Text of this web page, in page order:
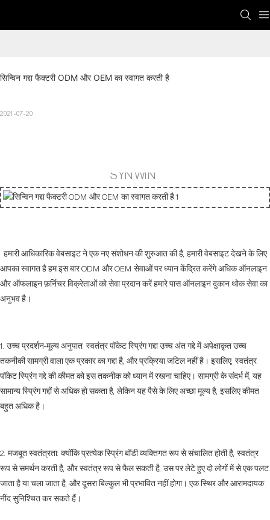
सिन्विन गद्दा फैक्टरी ODM और OEM का स्वागत करती है
2021-07-20
SYNWIN
हमारी आधिकारिक वेबसाइट ने एक नए संशोधन की शुरुआत की है, हमारी वेबसाइट देखने के लिए
आपका स्वागत है हम इस बार ODM और OEM सेवाओं पर ध्यान केंद्रित करेंगे अधिक ऑनलाइन
और ऑफलाइन फ़र्निचर विक्रेताओं को सेवा प्रदान करें हमारे पास ऑनलाइन दुकान थोक सेवा का
अनुभव है।
1. उच्च प्रदर्शन-मूल्य अनुपात: स्वतंत्र पॉकेट स्प्रिंग गद्दा उच्च अंत गद्दे में अपेक्षाकृत उच्च
तकनीकी सामग्री वाला एक प्रकार का गद्दा है, और प्रक्रिया जटिल नहीं है। इसलिए, स्वतंत्र
पॉकेट स्प्रिंग गद्दे की कीमत को इस तकनीक को ध्यान में रखना चाहिए। सामग्री के संदर्भ में, यह
सामान्य स्प्रिंग गद्दों से अधिक हो सकता है, लेकिन यह पैसे के लिए अच्छा मूल्य है, इसलिए कीमत
बहुत अधिक है।
2. मजबूत स्वतंत्रता: क्योंकि प्रत्येक स्प्रिंग बॉडी व्यक्तिगत रूप से संचालित होती है, स्वतंत्र
रूप से समर्थन करती है, और स्वतंत्र रूप से फैल सकती है, उस पर लेटे हुए दो लोगों में से एक पलट
जाता है या चला जाता है, और दूसरा बिल्कुल भी प्रभावित नहीं होगा। एक स्थिर और आरामदायक
नींद सुनिश्चित कर सकते हैं।